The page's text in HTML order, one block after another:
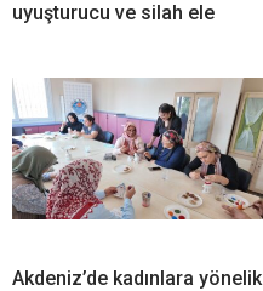
uyuşturucu ve silah ele
Akdeniz’de kadınlara yönelik